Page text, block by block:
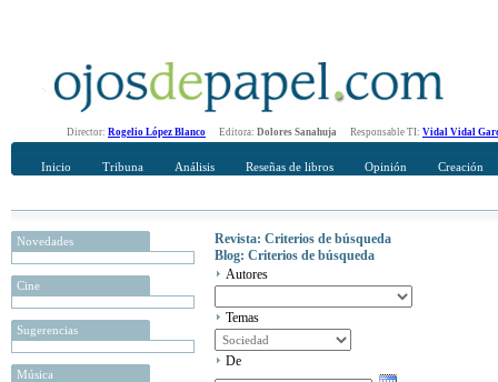
Director: Rogelio López Blanco Editora: Dolores Sanahuja Responsable TI: Vidal Vidal
Inicio Tribuna Análisis Reseñas de libros Opinión Creación
Novedades
Cine
Sugerencias
Música
Revista: Criterios de búsqueda
Blog: Criterios de búsqueda
Autores
Temas
De